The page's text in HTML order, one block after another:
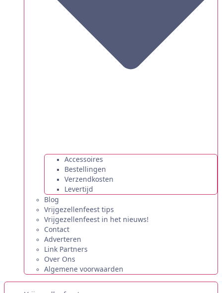
Accessoires
Bestellingen
Verzendkosten
Levertijd
Blog
Vrijgezellenfeest tips
Vrijgezellenfeest in het nieuws!
Contact
Adverteren
Link Partners
Over Ons
Algemene voorwaarden